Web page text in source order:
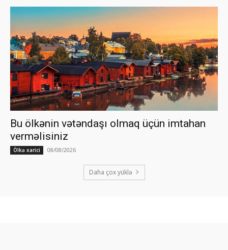
Bu ölkənin vətəndaşı olmaq üçün imtahan
verməlisiniz
Ölkə xarici 08/08/2026
Daha çox yüklə